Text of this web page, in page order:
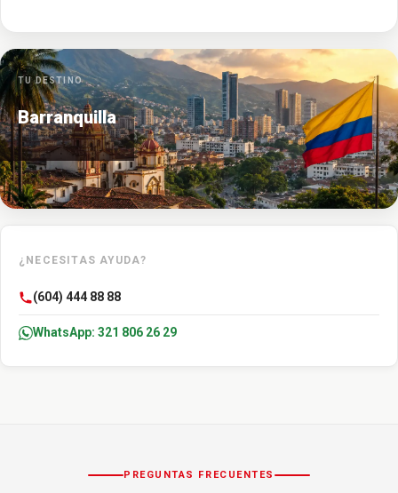
TU DESTINO
Barranquilla
¿NECESITAS AYUDA?
(604) 444 88 88
WhatsApp: 321 806 26 29
PREGUNTAS FRECUENTES